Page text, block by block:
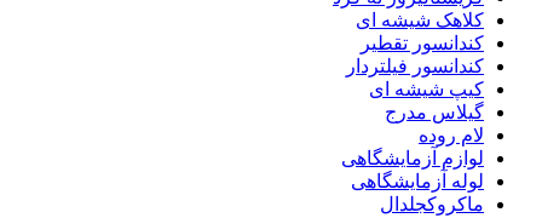
کلاهک شیشه ای
کندانسور تقطیر
کندانسور فیلتردار
کیپ شیشه ای
گیلاس مدرج
لام روده
لوازم آزمایشگاهی
لوله آزمایشگاهی
ماکروکجلدال